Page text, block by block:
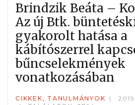
Brindzik Beáta –
Az új Btk.
gyakorolt hatása a
kábítószerrel
bűncselekmények
vonatkozásában
CIKKEK, TANULMÁNYOK